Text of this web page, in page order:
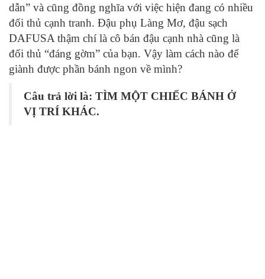
dẫn” và cũng đồng nghĩa với việc hiện đang có nhiều
đối thủ cạnh tranh. Đậu phụ Làng Mơ, đậu sạch
DAFUSA thậm chí là cô bán đậu cạnh nhà cũng là
đối thủ “đáng gờm” của bạn. Vậy làm cách nào để
giành được phần bánh ngon về mình?
Câu trả lời là: TÌM MỘT CHIẾC BÁNH Ở
VỊ TRÍ KHÁC.